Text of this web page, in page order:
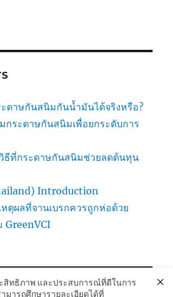
ะดาษกันสนิมกันน้ำมันได้จริงหรือ?
กระดาษกันสนิมเพื่อยกระดับการ
ธีที่กระดาษกันสนิมช่วยลดต้นทุน
Introduction
หตุผลที่จานเบรกควรถูกห่อด้วย
GreenVCI
สิทธิภาพ และประสบการณ์ที่ดีในการ
ารถศึกษารายละเอียดได้ที่